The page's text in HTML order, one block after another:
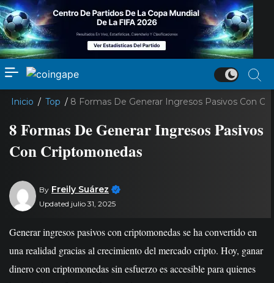
Inicio / Top / 8 Formas De Generar Ingresos Pasivos Con
8 Formas De Generar Ingresos Pasivos
Con Criptomonedas
By Freily Suárez
Updated julio 31, 2025
Generar ingresos pasivos con criptomonedas se ha convertido en
una realidad gracias al crecimiento del mercado cripto. Hoy, ganar
dinero con criptomonedas sin esfuerzo es accesible para quienes